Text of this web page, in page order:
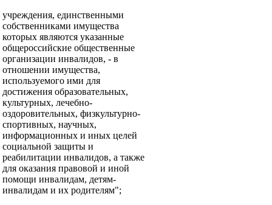
учреждения, единственными
собственниками имущества
которых являются указанные
общероссийские общественные
организации инвалидов, - в
отношении имущества,
используемого ими для
достижения образовательных,
культурных, лечебно-
оздоровительных, физкультурно-
спортивных, научных,
информационных и иных целей
социальной защиты и
реабилитации инвалидов, а также
для оказания правовой и иной
помощи инвалидам, детям-
инвалидам и их родителям";